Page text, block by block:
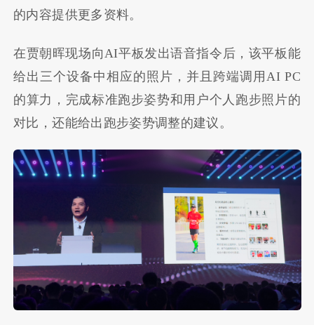
的内容提供更多资料。
在贾朝晖现场向 AI平板发出语音指令后，该平板能
给出三个设备中相应的照片，并且跨端调用 AI PC
的算力，完成标准跑步姿势和用户个人跑步照片的
对比，还能给出跑步姿势调整的建议。